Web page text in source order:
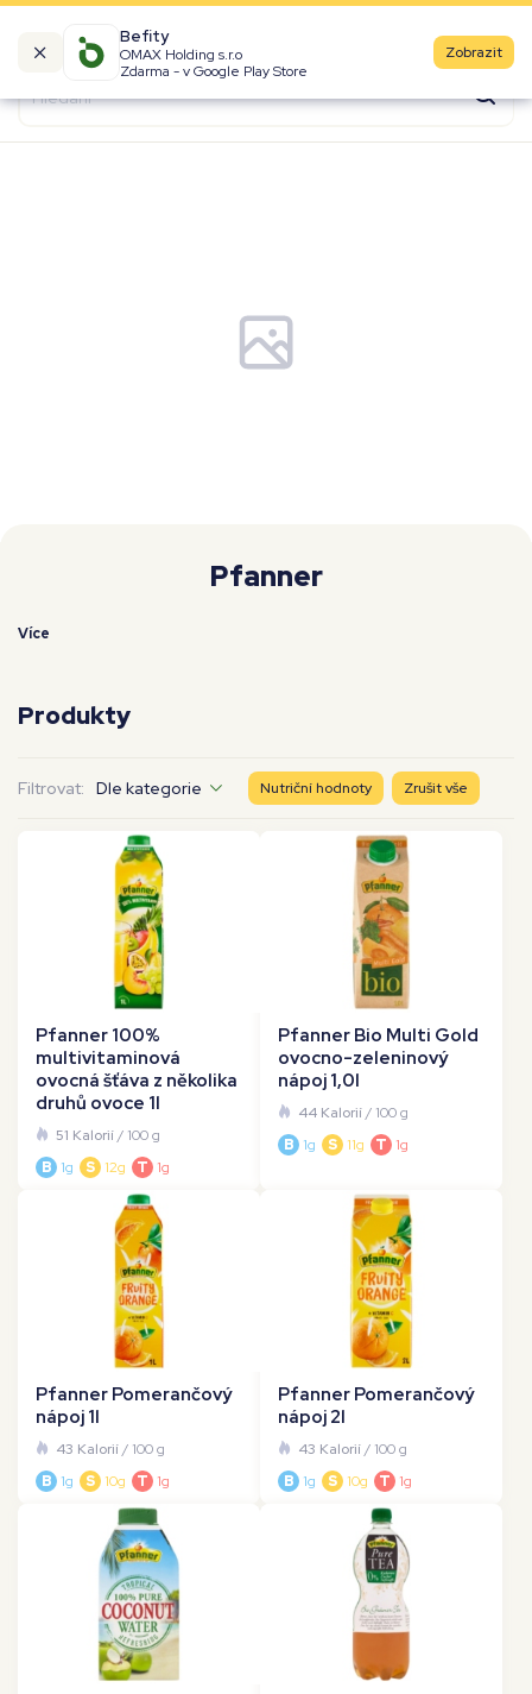
Befity
OMAX Holding s.r.o
Zdarma - v Google Play Store
Zobrazit
Kalorické tabulky
Pfanner
Více
Produkty
Filtrovat: Dle kategorie Nutriční hodnoty Zrušit vše
Pfanner 100%
multivitaminová
ovocná šťáva z několika
druhů ovoce 1l
51 Kalorií/ 100 g
B 1g S 12g T 1g
Pfanner Bio Multi Gold
ovocno-zeleninový
nápoj 1,0l
44 Kalorií/ 100 g
B 1g S 11g T 1g
Pfanner Pomerančový
nápoj 1l
43 Kalorií/ 100 g
B 1g S 10g T 1g
Pfanner Pomerančový
nápoj 2l
43 Kalorií/ 100 g
B 1g S 10g T 1g